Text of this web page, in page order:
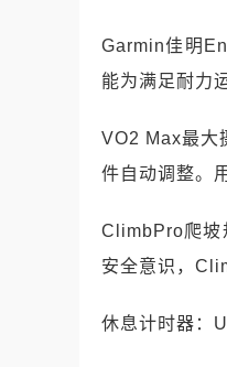
Garmin佳明
能为满足耐力
VO2 Max最大
件自动调整。
ClimbPro爬坡
安全意识，
休息计时器：